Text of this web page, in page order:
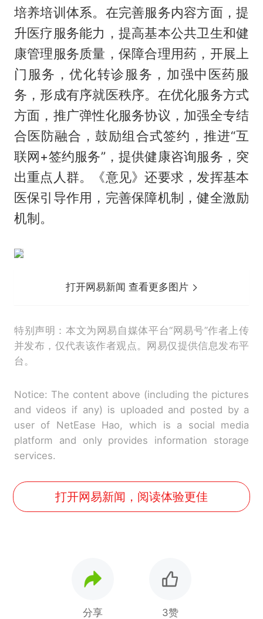
培养培训体系。在完善服务内容方面，提
升医疗服务能力，提高基本公共卫生和健
康管理服务质量，保障合理用药，开展上
门服务，优化转诊服务，加强中医药服
务，形成有序就医秩序。在优化服务方式
方面，推广弹性化服务协议，加强全专结
合医防融合，鼓励组合式签约，推进“互
联网+签约服务”，提供健康咨询服务，突
出重点人群。《意见》还要求，发挥基本
医保引导作用，完善保障机制，健全激励
机制。
打开网易新闻 查看更多图片
特别声明：本文为网易自媒体平台“网易号”作者上传
并发布，仅代表该作者观点。网易仅提供信息发布平
台。
Notice: The content above (including the pictures
and videos if any) is uploaded and posted by a
user of NetEase Hao, which is a social media
platform and only provides information storage
services.
打开网易新闻，阅读体验更佳
分享 3赞